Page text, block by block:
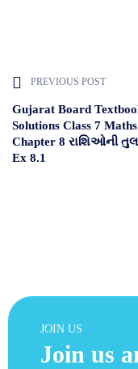
PREVIOUS POST
Gujarat Board
Solutions Class 7 Maths
Chapter 8 રાશિઓની
Ex 8.1
JOIN US
Join us